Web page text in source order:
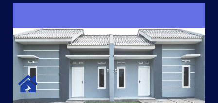
SURYA MADANI DUA
Satu-satunya Hunian nyaman dengan harga subsidi hanya 100
jutaan dengan lokasi strategis di Tuban